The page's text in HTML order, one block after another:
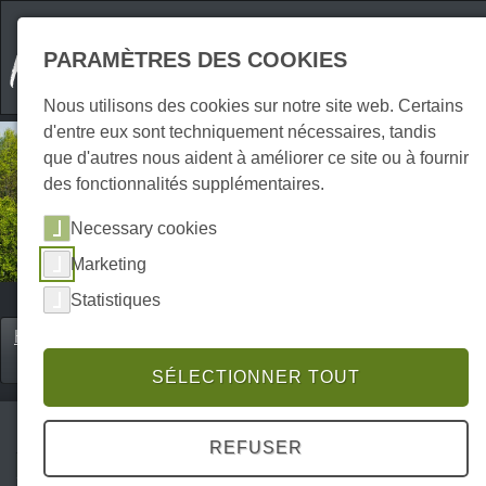
Home
Braunlage
PARAMÈTRES DES COOKIES
Nous utilisons des cookies sur notre site web. Certains
d'entre eux sont techniquement nécessaires, tandis
que d'autres nous aident à améliorer ce site ou à fournir
des fonctionnalités supplémentaires.
Necessary cookies
Marketing
Statistiques
SÉLECTIONNER TOUT
REFUSER